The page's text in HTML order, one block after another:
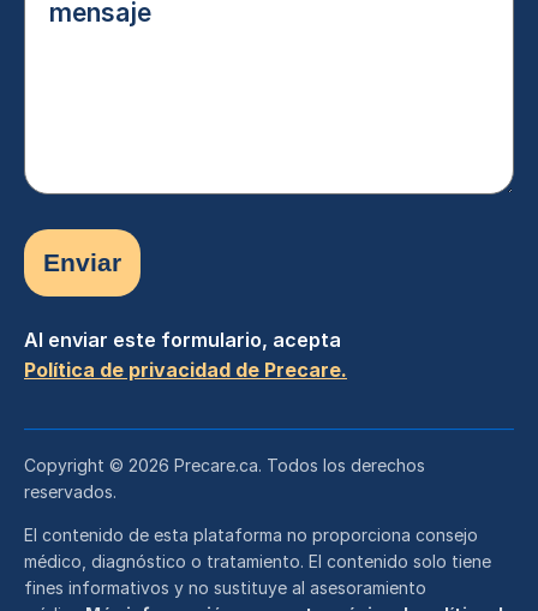
Escriba
Al enviar este formulario, acepta
Política de privacidad de Precare.
Copyright © 2026 Precare.ca. Todos los derechos
reservados.
El contenido de esta plataforma no proporciona consejo
médico, diagnóstico o tratamiento. El contenido solo tiene
fines informativos y no sustituye al asesoramiento